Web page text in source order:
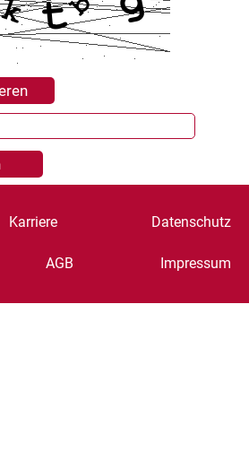
Karriere Datenschutz
AGB Impressum